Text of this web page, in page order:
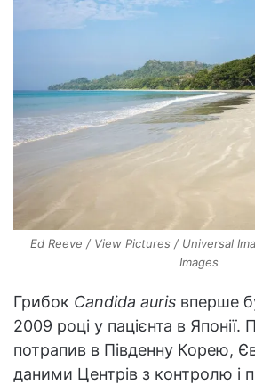
Ed Reeve / View Pictures / Universal
Images
Грибок Candida auris вперше
2009 році у пацієнта в Японії.
потрапив в Південну Корею,
даними Центрів з контролю і